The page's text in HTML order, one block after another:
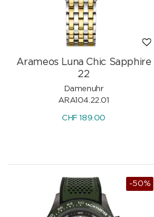
Arameos Luna Chic Sapphire
22
Damenuhr
ARA104.22.01
CHF 189.00
-50%
Rainbow Saphir Armreif 750/18 K
Gelbgold mit Diamanten 0.90 ct